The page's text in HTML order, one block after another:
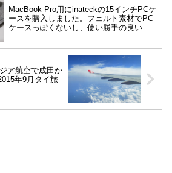
MacBook Pro用にinateckの15インチPCケ
ースを購入しました。フェルト素材でPC
ケースっぽくないし、使い勝手の良いポ
ア航空で成田か
年9月タイ旅